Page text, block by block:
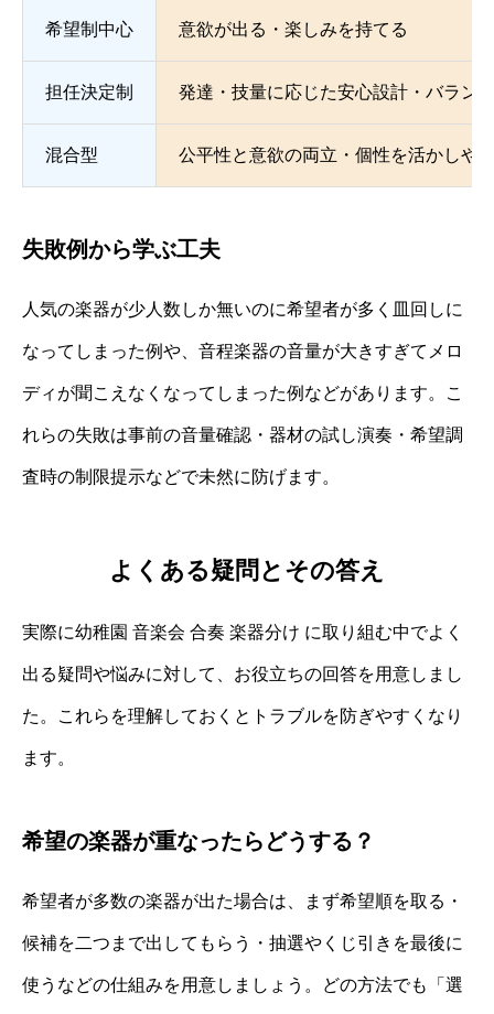
希望制中心 意欲が出る・楽しみを持てる
担任決定制 発達・技量に応じた安心設計・バラン
混合型 公平性と意欲の両立・個性を活かしや
失敗例から学ぶ工夫
人気の楽器が少人数しか無いのに希望者が多く皿回しに
なってしまった例や、音程楽器の音量が大きすぎてメロ
ディが聞こえなくなってしまった例などがあります。こ
れらの失敗は事前の音量確認・器材の試し演奏・希望調
査時の制限提示などで未然に防げます。
よくある疑問とその答え
実際に幼稚園 音楽会 合奏 楽器分け に取り組む中でよく
出る疑問や悩みに対して、お役立ちの回答を用意しまし
た。これらを理解しておくとトラブルを防ぎやすくなり
ます。
希望の楽器が重なったらどうする？
希望者が多数の楽器が出た場合は、まず希望順を取る・
候補を二つまで出してもらう・抽選やくじ引きを最後に
使うなどの仕組みを用意しましょう。どの方法でも「選